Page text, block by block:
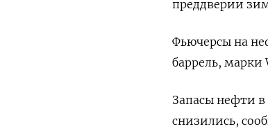
преддверии
Фьючерсы на
баррель, марки
Запасы нефти
снизились,